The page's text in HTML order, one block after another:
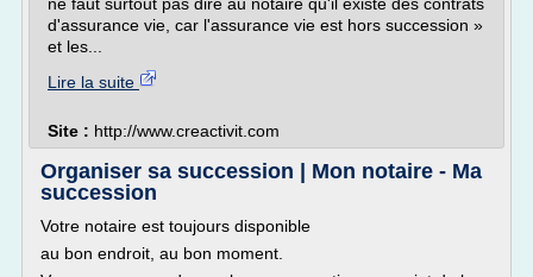
d'assurance vie, car l'assurance vie est hors succession »
et les...
Lire la suite
Site : http://www.creactivit.com
Organiser sa succession | Mon notaire - Ma
succession
Votre notaire est toujours disponible
au bon endroit, au bon moment.